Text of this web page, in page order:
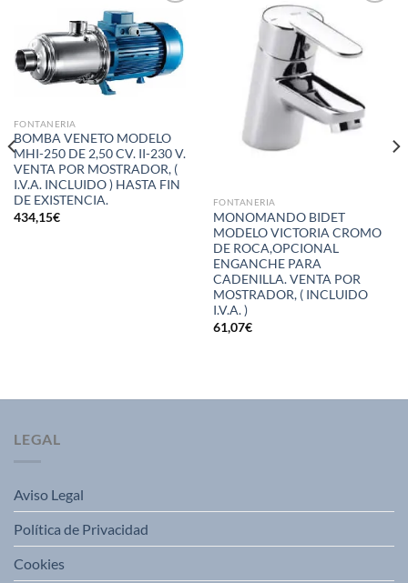
a la
lista de
deseos
FONTANERIA
BOMBA VENETO MODELO
MHI-250 DE 2,50 CV. II-230 V.
VENTA POR MOSTRADOR, (
I.V.A. INCLUIDO ) HASTA FIN
DE EXISTENCIA.
434,15€
lista de
deseos
FONTANERIA
MONOMANDO BIDET
MODELO VICTORIA CROMO
DE ROCA,OPCIONAL
ENGANCHE PARA
CADENILLA. VENTA POR
MOSTRADOR, ( INCLUIDO
I.V.A. )
61,07€
LEGAL
Aviso Legal
Política de Privacidad
Cookies